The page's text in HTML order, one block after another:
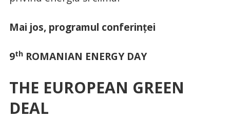
Mai jos, programul conferinței
9thROMANIAN ENERGY DAY
THE EUROPEAN GREEN
DEAL